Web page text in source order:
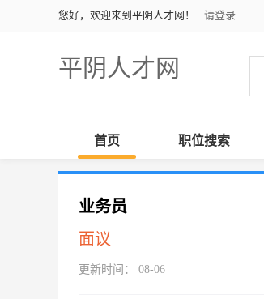
您好，欢迎来到平阴人才网！ 请登录
平阴人才网
首页 职位搜索
业务员
面议
更新时间： 08-06